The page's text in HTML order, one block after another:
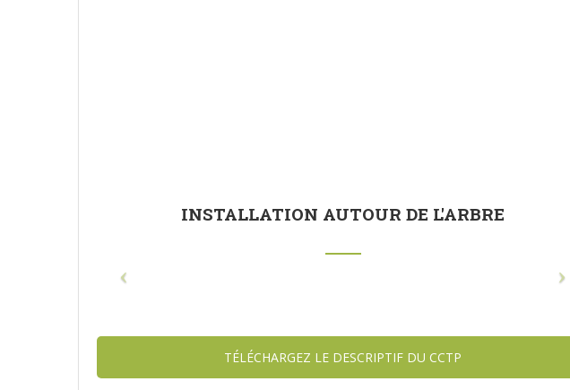
INSTALLATION AUTOUR DE L'ARBRE
TÉLÉCHARGEZ LE DESCRIPTIF DU CCTP